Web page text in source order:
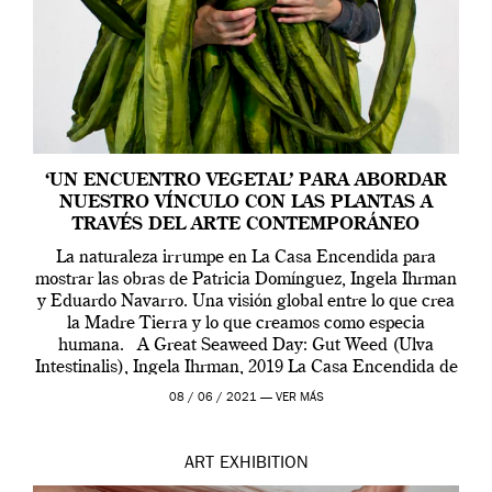
‘UN ENCUENTRO VEGETAL’ PARA ABORDAR
NUESTRO VÍNCULO CON LAS PLANTAS A
TRAVÉS DEL ARTE CONTEMPORÁNEO
La naturaleza irrumpe en La Casa Encendida para
mostrar las obras de Patricia Domínguez, Ingela Ihrman
y Eduardo Navarro. Una visión global entre lo que crea
la Madre Tierra y lo que creamos como especia
humana. A Great Seaweed Day: Gut Weed (Ulva
Intestinalis), Ingela Ihrman, 2019 La Casa Encendida de
Madrid y la Wellcome […]
08 / 06 / 2021 — VER MÁS
ART EXHIBITION